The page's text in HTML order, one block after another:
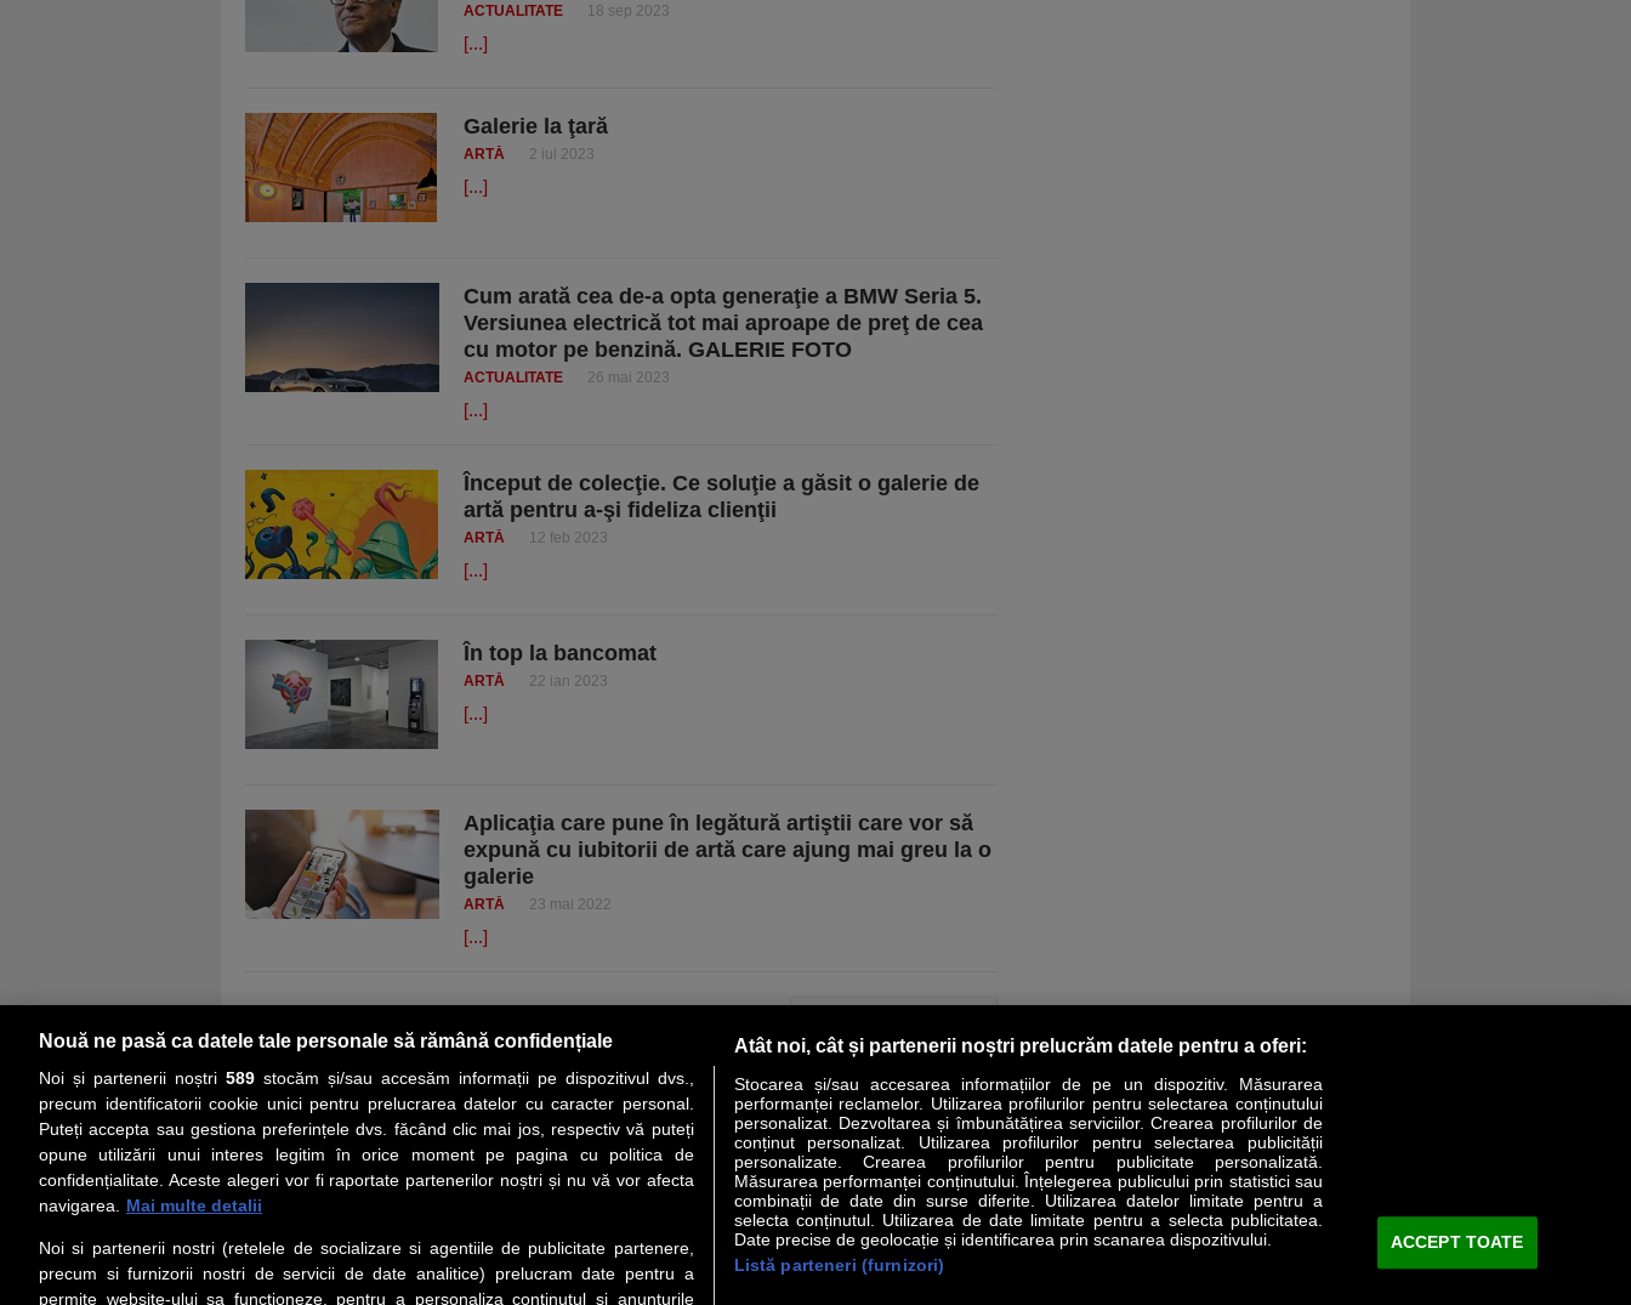
ACTUALITATE 18 sep 2023
[...]
Galerie la ţară
ARTĂ 2 iul 2023
[...]
Cum arată cea de-a opta generaţie a BMW Seria 5.
Versiunea electrică tot mai aproape de preţ de cea
cu motor pe benzină. GALERIE FOTO
ACTUALITATE 26 mai 2023
[...]
Început de colecţie. Ce soluţie a găsit o galerie de
artă pentru a-şi fideliza clienţii
ARTĂ 12 feb 2023
[...]
În top la bancomat
ARTĂ 22 ian 2023
[...]
Aplicaţia care pune în legătură artiştii care vor să
expună cu iubitorii de artă care ajung mai greu la o
galerie
ARTĂ 23 mai 2022
[...]
PRIMA PAGINĂ COVER STORY LIDERI ANALIZE HI-TECH MEET THE CEO LIFESTYLE SPECIAL OPINII
Social
Urmareste-ne pe Facebook
iarul Financiar
Despre Noi
Politica de confidentialitate
Termeni si conditii
Servicii Revista Business Magazin
Nouă ne pasă ca datele tale personale să rămână confidențiale
Noi și partenerii noștri 589stocăm și/sau accesăm informații pe dispozitivul dvs.,
precum identificatorii cookie unici pentru prelucrarea datelor cu caracter personal.
Puteți accepta sau gestiona preferințele dvs. făcând clic mai jos, respectiv vă puteți
opune utilizării unui interes legitim în orice moment pe pagina cu politica de
confidențialitate. Aceste alegeri vor fi raportate partenerilor noștri și nu vă vor afecta
navigarea.
Mai multe detalii
Noi si partenerii nostri (retelele de socializare si agentiile de publicitate partenere,
precum si furnizorii nostri de servicii de date analitice) prelucram date pentru a
permite website-ului sa functioneze, pentru a personaliza continutul si anunturile
Atât noi, cât și partenerii noștri prelucrăm datele pentru a oferi:
Stocarea și/sau accesarea informațiilor de pe un dispozitiv. Măsurarea
performanței reclamelor. Utilizarea profilurilor pentru selectarea conținutului
personalizat. Dezvoltarea și îmbunătățirea serviciilor. Crearea profilurilor de
conținut personalizat. Utilizarea profilurilor pentru selectarea publicității
personalizate. Crearea profilurilor pentru publicitate personalizată.
Măsurarea performanței conținutului. Înțelegerea publicului prin statistici sau
combinații de date din surse diferite. Utilizarea datelor limitate pentru a
selecta conținutul. Utilizarea de date limitate pentru a selecta publicitatea.
Date precise de geolocație și identificarea prin scanarea dispozitivului.
Listă parteneri (furnizori)
ACCEPT TOATE